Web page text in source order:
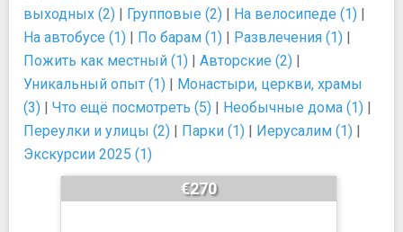
выходных (2) | Групповые (2) | На велосипеде (1) |
На автобусе (1) | По барам (1) | Развлечения (1) |
Пожить как местный (1) | Авторские (2) |
Уникальный опыт (1) | Монастыри, церкви, храмы
(3) | Что ещё посмотреть (5) | Необычные дома (1) |
Переулки и улицы (2) | Парки (1) | Иерусалим (1) |
Экскурсии 2025 (1)
€270